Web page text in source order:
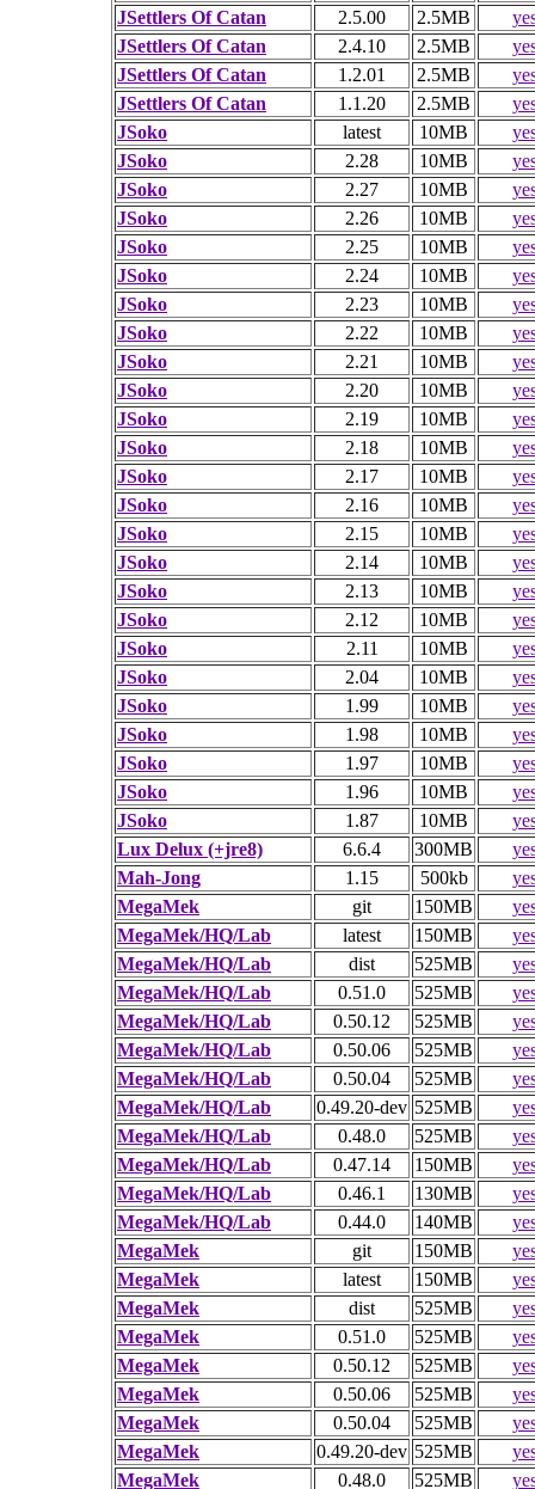
JSettlers Of Catan
2.5.00 2.5MB
JSettlers Of Catan
2.4.10 2.5MB
JSettlers Of Catan
1.2.01 2.5MB
JSettlers Of Catan
1.1.20 2.5MB
JSoko
latest 10MB
JSoko
2.28 10MB
JSoko
2.27 10MB
JSoko
2.26 10MB
JSoko
2.25 10MB
JSoko
2.24 10MB
JSoko
2.23 10MB
JSoko
2.22 10MB
JSoko
2.21 10MB
JSoko
2.20 10MB
JSoko
2.19 10MB
JSoko
2.18 10MB
JSoko
2.17 10MB
JSoko
2.16 10MB
JSoko
2.15 10MB
JSoko
2.14 10MB
JSoko
2.13 10MB
JSoko
2.12 10MB
JSoko
2.11 10MB
JSoko
2.04 10MB
JSoko
1.99 10MB
JSoko
1.98 10MB
JSoko
1.97 10MB
JSoko
1.96 10MB
JSoko
1.87 10MB
Lux Delux (+jre8)
6.6.4 300MB
Mah-Jong
1.15 500kb
MegaMek
git 150MB
MegaMek/HQ/Lab
latest 150MB
MegaMek/HQ/Lab
dist 525MB
MegaMek/HQ/Lab
0.51.0 525MB
MegaMek/HQ/Lab
0.50.12 525MB
MegaMek/HQ/Lab
0.50.06 525MB
MegaMek/HQ/Lab
0.50.04 525MB
MegaMek/HQ/Lab
0.49.20-dev 525MB
MegaMek/HQ/Lab
0.48.0 525MB
MegaMek/HQ/Lab
0.47.14 150MB
MegaMek/HQ/Lab
0.46.1 130MB
MegaMek/HQ/Lab
0.44.0 140MB
MegaMek
git 150MB
MegaMek
latest 150MB
MegaMek
dist 525MB
MegaMek
0.51.0 525MB
MegaMek
0.50.12 525MB
MegaMek
0.50.06 525MB
MegaMek
0.50.04 525MB
MegaMek
0.49.20-dev 525MB
MegaMek
0.48.0 525MB